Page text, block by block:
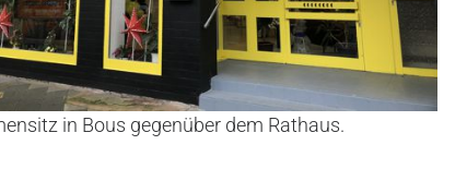
in Bous gegenüber dem Rathaus.